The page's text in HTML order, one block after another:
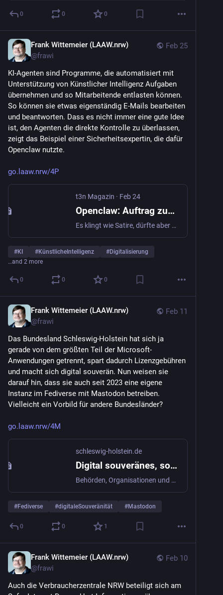
0 0 0
Feb 25
Frank Wittemeier (LAAW.nrw)
@frawi
KI-Agenten sind Programme, die automatisiert mit
Unterstützung von Künstlicher Intelligenz Aufgaben
übernehmen und so Mitarbeitende entlasten können.
So können sie etwas eigenständig E-Mails bearbeiten
und beantworten. Dass es nicht immer eine gute Idee
ist, den Agenten die direkte Kontrolle zu überlassen,
zeigt das Beispiel einer Sicherheitsexpertin, die dafür
Openclaw nutzte.
go.laaw.nrw/4P
t3n Magazin · Feb 24
Openclaw: Auftrag zum E-Mails sortieren läuft völlig aus dem Ruder | t3n
Es klingt wie Satire, dürfte aber wirklich passiert sein. Eine KI-Sicherheitsforscherin von Meta hat einen Openclaw-KI-Agenten nicht davon abhalten können, gegen ihren Willen ihr gesamtes E-Mail-Fach zu löschen. Ein Anfängerfehler, wie sie meint. Die Hype-KI Openclaw des zu OpenAI gewechselten Österreichers Peter Steinberger gilt bei Sicherheitsexpert:innen noch als zu gefährlich, um mit vollem Zugriff auf […]
#KI #KünstlicheIntelligenz #Digitalisierung
…and 2 more
0 0 0
Feb 11
Frank Wittemeier (LAAW.nrw)
@frawi
Das Bundesland Schleswig-Holstein hat sich ja
gerade von dem größten Teil der Microsoft-
Anwendungen getrennt, spart dadurch Lizenzgebühren
und macht sich digital souverän. Nun weisen sie
darauf hin, dass sie auch seit 2023 eine eigene
Instanz im Fediverse mit Mastodon betreiben.
Vielleicht ein Vorbild für andere Bundesländer?
go.laaw.nrw/4M
schleswig-holstein.de
Digital souveränes, soziales Netzwerk
Behörden, Organisationen und Vereine in Schleswig-Holstein können seit 2023 die Mastodon-Instanz des Landes nutzen – kostenfrei und unabhängig.
#Fediverse #digitaleSouveränität #Mastodon
0 0 1
Feb 10
Frank Wittemeier (LAAW.nrw)
@frawi
Auch die Verbraucherzentrale NRW beteiligt sich am